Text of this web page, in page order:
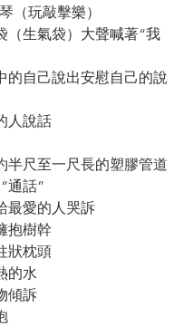
（玩敲擊樂）
（生氣袋）大聲喊著“我
的自己說出安慰自己的說
人說話
半尺至一尺長的塑膠管道
通話”
最愛的人哭訴
抱樹幹
狀枕頭
的水
傾訴